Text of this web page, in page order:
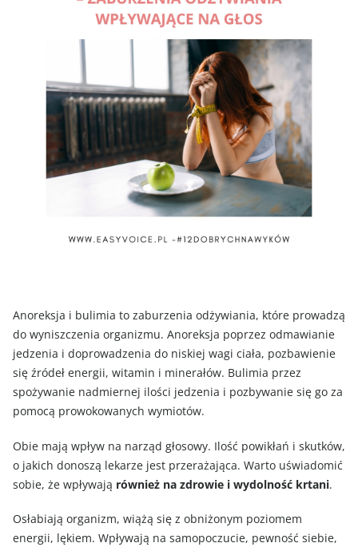
Anoreksja i bulimia to zaburzenia odżywiania, które prowadzą
do wyniszczenia organizmu. Anoreksja poprzez odmawianie
jedzenia i doprowadzenia do niskiej wagi ciała, pozbawienie
się źródeł energii, witamin i minerałów. Bulimia przez
spożywanie nadmiernej ilości jedzenia i pozbywanie się go za
pomocą prowokowanych wymiotów.
Obie mają wpływ na narząd głosowy. Ilość powikłań i skutków,
o jakich donoszą lekarze jest przerażająca. Warto uświadomić
sobie, że wpływają również na zdrowie i wydolność krtani.
Osłabiają organizm, wiążą się z obniżonym poziomem
energii, lękiem. Wpływają na samopoczucie, pewność siebie,